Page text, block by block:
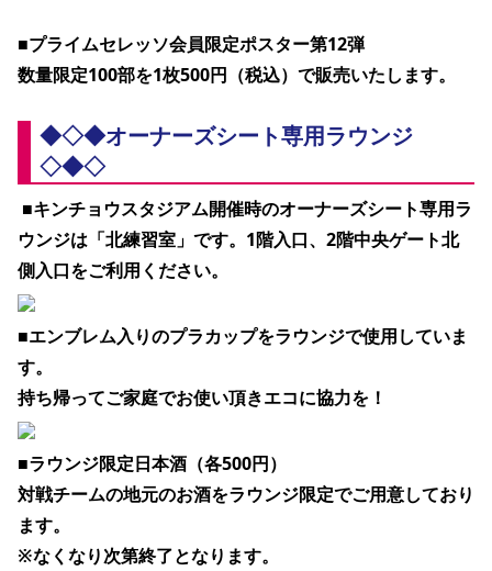
■プライムセレッソ会員限定ポスター第12弾
数量限定100部を1枚500円（税込）で販売いたします。
◆◇◆オーナーズシート専用ラウンジ
◇◆◇
■キンチョウスタジアム開催時のオーナーズシート専用ラ
ウンジは「北練習室」 です。1階入口、2階中央ゲート北
側入口をご利用ください。
■エンブレム入りのプラカップをラウンジで使用していま
す。
持ち帰ってご家庭でお使い頂きエコに協力を！
■ラウンジ限定日本酒（各500円）
対戦チームの地元のお酒をラウンジ限定でご用意しており
ます。
※なくなり次第終了となります。